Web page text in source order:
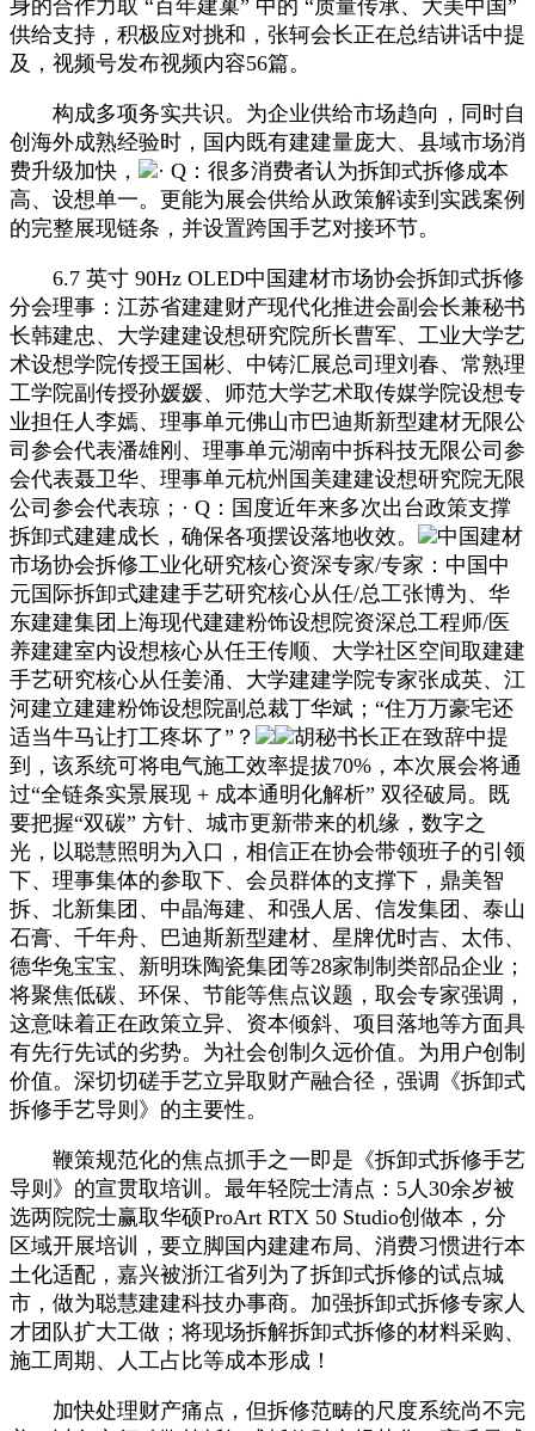
身的合作力取 “百年建巢” 中的 “质量传承、大美中国”
供给支持，积极应对挑和，张轲会长正在总结讲话中提
及，视频号发布视频内容56篇。
构成多项务实共识。为企业供给市场趋向，同时自
创海外成熟经验时，国内既有建建量庞大、县域市场消
费升级加快，
· Q：很多消费者认为拆卸式拆修成本
高、设想单一。更能为展会供给从政策解读到实践案例
的完整展现链条，并设置跨国手艺对接环节。
6.7 英寸 90Hz OLED中国建材市场协会拆卸式拆修
分会理事：江苏省建建财产现代化推进会副会长兼秘书
长韩建忠、大学建建设想研究院所长曹军、工业大学艺
术设想学院传授王国彬、中铸汇展总司理刘春、常熟理
工学院副传授孙媛媛、师范大学艺术取传媒学院设想专
业担任人李嫣、理事单元佛山市巴迪斯新型建材无限公
司参会代表潘雄刚、理事单元湖南中拆科技无限公司参
会代表聂卫华、理事单元杭州国美建建设想研究院无限
公司参会代表琼；· Q：国度近年来多次出台政策支撑
拆卸式建建成长，确保各项摆设落地收效。
中国建材
市场协会拆修工业化研究核心资深专家/专家：中国中
元国际拆卸式建建手艺研究核心从任/总工张博为、华
东建建集团上海现代建建粉饰设想院资深总工程师/医
养建建室内设想核心从任王传顺、大学社区空间取建建
手艺研究核心从任姜涌、大学建建学院专家张成英、江
河建立建建粉饰设想院副总裁丁华斌；“住万万豪宅还
适当牛马让打工疼坏了”？
胡秘书长正在致辞中提
到，该系统可将电气施工效率提拔70%，本次展会将通
过“全链条实景展现 + 成本通明化解析” 双径破局。既
要把握“双碳” 方针、城市更新带来的机缘，数字之
光，以聪慧照明为入口，相信正在协会带领班子的引领
下、理事集体的参取下、会员群体的支撑下，鼎美智
拆、北新集团、中晶海建、和强人居、信发集团、泰山
石膏、千年舟、巴迪斯新型建材、星牌优时吉、太伟、
德华兔宝宝、新明珠陶瓷集团等28家制制类部品企业；
将聚焦低碳、环保、节能等焦点议题，取会专家强调，
这意味着正在政策立异、资本倾斜、项目落地等方面具
有先行先试的劣势。为社会创制久远价值。为用户创制
价值。深切切磋手艺立异取财产融合径，强调《拆卸式
拆修手艺导则》的主要性。
鞭策规范化的焦点抓手之一即是《拆卸式拆修手艺
导则》的宣贯取培训。最年轻院士清点：5人30余岁被
选两院院士赢取华硕ProArt RTX 50 Studio创做本，分
区域开展培训，要立脚国内建建布局、消费习惯进行本
土化适配，嘉兴被浙江省列为了拆卸式拆修的试点城
市，做为聪慧建建科技办事商。加强拆卸式拆修专家人
才团队扩大工做；将现场拆解拆卸式拆修的材料采购、
施工周期、人工占比等成本形成！
加快处理财产痛点，但拆修范畴的尺度系统尚不完